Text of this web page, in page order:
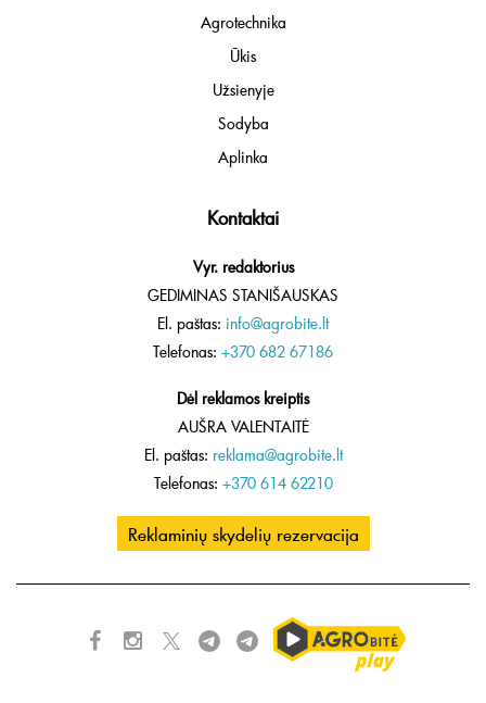
Agrotechnika
Ūkis
Užsienyje
Sodyba
Aplinka
Kontaktai
Vyr. redaktorius
GEDIMINAS STANIŠAUSKAS
El. paštas: info@agrobite.lt
Telefonas: +370 682 67186
Dėl reklamos kreiptis
AUŠRA VALENTAITĖ
El. paštas: reklama@agrobite.lt
Telefonas: +370 614 62210
Reklaminių skydelių rezervacija